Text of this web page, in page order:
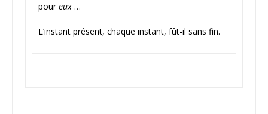
poureux …
L’instant présent, chaque instant, fût-il sans fin.